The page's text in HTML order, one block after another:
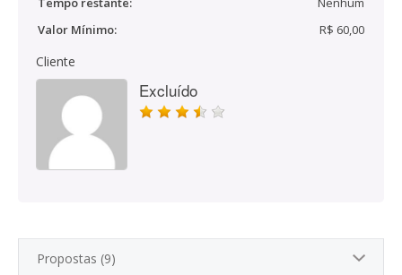
Valor Mínimo:
R$ 60,00
Cliente
Excluído
Propostas (9)